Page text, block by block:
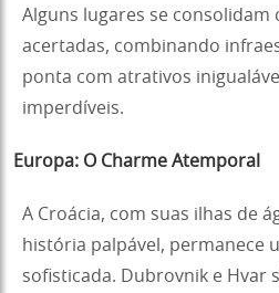
Alguns lugares se consolidam
acertadas, combinando
ponta com atrativos
imperdíveis.
Europa: O Charme Atemporal
A Croácia, com suas ilhas de
história palpável, permanece
sofisticada. Dubrovnik e Hvar